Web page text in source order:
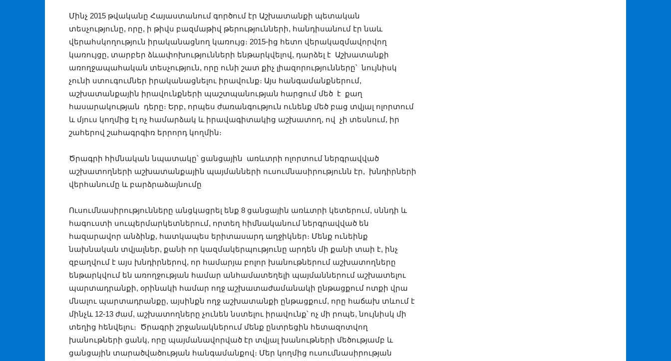
Մինչ 2015 թվականը Հայաստանում գործում էր Աշխատանքի պետական
տեսչությունը, որը, ի թիվս բազմաթիվ թերությունների, հանդիսանում էր նաև
վերահսկողություն իրականացնող կառույց։ 2015-ից հետո վերակազմավորվող
կառույցը, տարբեր ձևափոխությունների ենթարկվելով, դարձել է Աշխատանքի
առողջապահական տեսչություն, որը ունի շատ քիչ լիազորությունները՝ նույնիսկ
չունի ստուգումներ իրականացնելու իրավունք։ Այս հանգամանքներում,
աշխատանքային իրավունքների պաշտպանության հարցում մեծ է քաղ
հասարակության դերը։ Երբ, որպես ժառանգություն ունենք մեծ բաց տվյալ ոլորտում
և մյուս կողմից էլ ոչ համարձակ և իրավագիտակից աշխատող, ով չի տեսնում, իր
շահերով շահագրգիռ երրորդ կողմին։
Ծրագրի հիմնական նպատակը՝ ցանցային առևտրի ոլորտում ներգրավված
աշխատողների աշխատանքային պայմանների ուսումնասիրությունն էր, խնդիրների
վերհանումը և բարձրաձայնումը
Ուսումնասիրությունները անցկացրել ենք 8 ցանցային առևտրի կետերում, սննդի և
հագուստի սուպերմարկետներում, որտեղ հիմնականում ներգրավված են
հազարավոր անձինք, հատկապես երիտասարդ աղջիկներ։ Մենք ունեինք
նախնական տվյալներ, քանի որ կազմակերպությունը արդեն մի քանի տաի է, ինչ
զբաղվում է այս խնդիրներով, որ համարյա բոլոր խանութներում աշխատողները
ենթարկվում են առողջության համար անհամատեղելի պայմաններում աշխատելու
պարտադրանքի, օրինակի համար ողջ աշխատաժամանակի ընթացքում ոտքի վրա
մնալու պարտադրանքը, այսինքն ողջ աշխատանքի ընթացքում, որը հաճախ տևում է
մինչև 12-13 ժամ, աշխատողները չունեն նստելու իրավունք՝ ոչ մի րոպե, նույնիսկ մի
տեղից հենվելու։ Ծրագրի շրջանակներում մենք ընտրեցին հետազոտվող
խանութների ցանկ, որը պայմանավորված էր տվյալ խանութների մեծությամբ և
ցանցային տարածվածության հանգամանքով։ Մեր կողմից ուսումնասիրության